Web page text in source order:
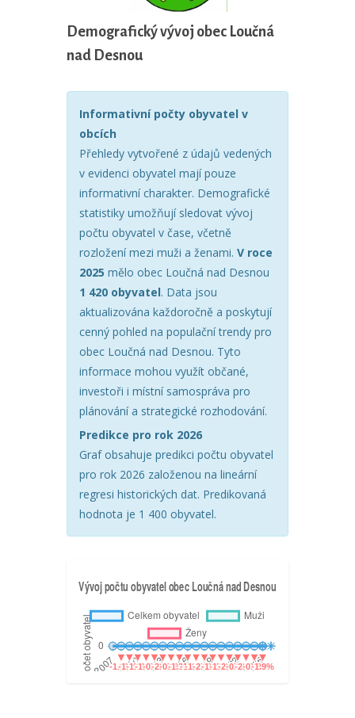
Demografický vývoj obec Loučná
nad Desnou
Informativní počty obyvatel v
obcích
Přehledy vytvořené z údajů vedených
v evidenci obyvatel mají pouze
informativní charakter. Demografické
statistiky umožňují sledovat vývoj
počtu obyvatel v čase, včetně
rozložení mezi muži a ženami. V roce
2025 mělo obec Loučná nad Desnou
1 420 obyvatel. Data jsou
aktualizována každoročně a poskytují
cenný pohled na populační trendy pro
obec Loučná nad Desnou. Tyto
informace mohou využít občané,
investoři i místní samospráva pro
plánování a strategické rozhodování.
Predikce pro rok 2026
Graf obsahuje predikci počtu obyvatel
pro rok 2026 založenou na lineární
regresi historických dat. Predikovaná
hodnota je 1 400 obyvatel.